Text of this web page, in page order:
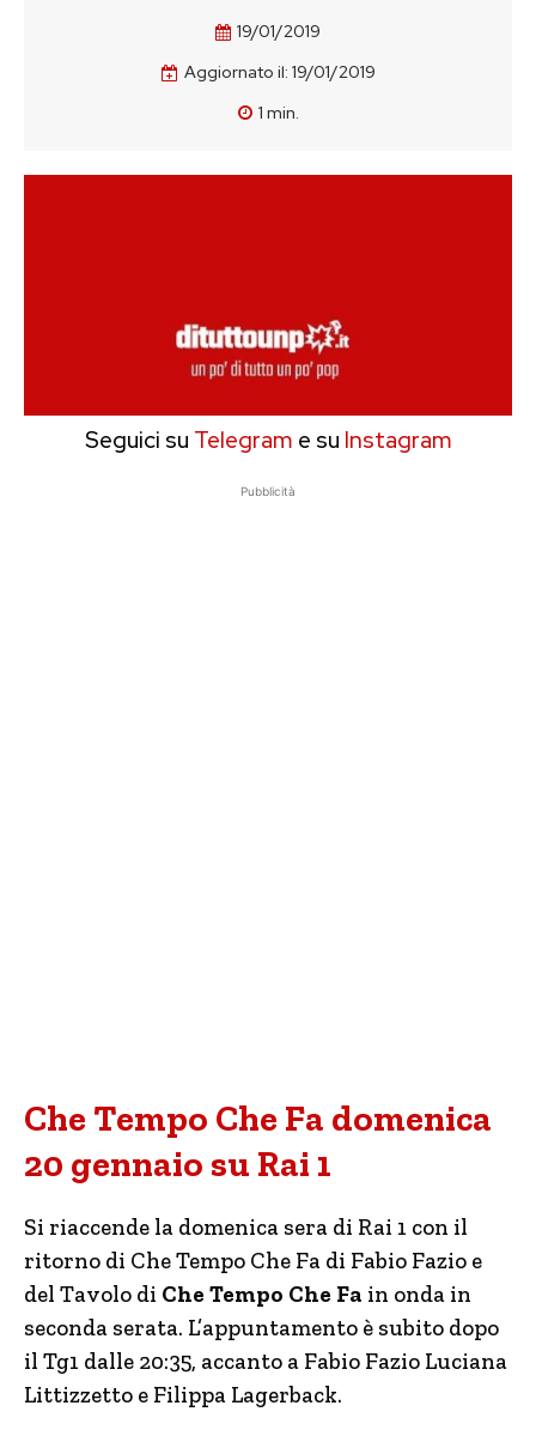
19/01/2019
Aggiornato il: 19/01/2019
1 min.
Seguici su Telegram e su Instagram
Pubblicità
Che Tempo Che Fa domenica
20 gennaio su Rai 1
Si riaccende la domenica sera di Rai 1 con il
ritorno di Che Tempo Che Fa di Fabio Fazio e
del Tavolo di Che Tempo Che Fa in onda in
seconda serata. L’appuntamento è subito dopo
il Tg1 dalle 20:35, accanto a Fabio Fazio Luciana
Littizzetto e Filippa Lagerback.